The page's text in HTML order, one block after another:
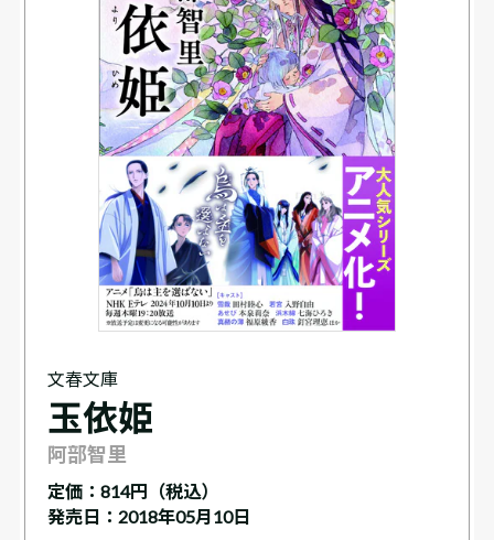
文春文庫
玉依姫
阿部智里
定価： 814円（税込）
発売日：2018年05月10日